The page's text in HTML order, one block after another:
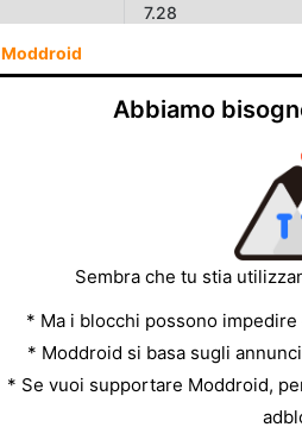
7.28
Moddroid
Abbiamo
Sembra che tu stia
* Ma i blocchi possono
* Moddroid si basa sugli
* Se vuoi supportare Moddroid,